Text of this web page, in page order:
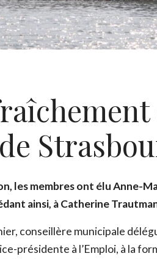
les membres ont élu Anne-
ainsi, à Catherine
conseillère municipale
présidente à l’Emploi, à la